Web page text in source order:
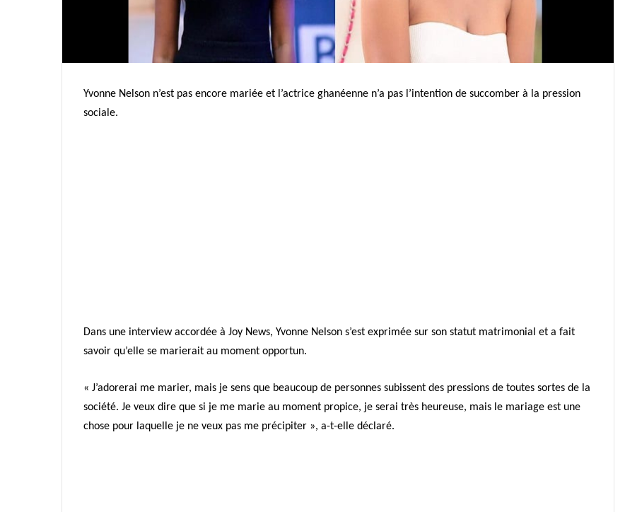
Yvonne Nelson n’est pas encore mariée et l’actrice ghanéenne n’a pas l’intention de succomber à la pression
sociale.
Dans une interview accordée à Joy News, Yvonne Nelson s’est exprimée sur son statut matrimonial et a fait
savoir qu’elle se marierait au moment opportun.
« J’adorerai me marier, mais je sens que beaucoup de personnes subissent des pressions de toutes sortes de la
société. Je veux dire que si je me marie au moment propice, je serai très heureuse, mais le mariage est une
chose pour laquelle je ne veux pas me précipiter », a-t-elle déclaré.